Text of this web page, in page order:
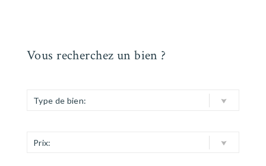
Vous recherchez un bien ?
Type de bien:
Prix: